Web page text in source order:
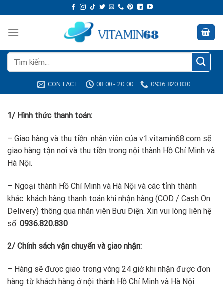
to
content
Tìm
kiếm:
CONTACT 08:00 - 20:00 0936 820 830
1/ Hình thức thanh toán:
– Giao hàng và thu tiền: nhân viên của v1.vitamin68.com sẽ
giao hàng tận nơi và thu tiền trong nội thành Hồ Chí Minh và
Hà Nội.
– Ngoại thành Hồ Chí Minh và Hà Nội và các tỉnh thành
khác: khách hàng thanh toán khi nhận hàng (COD / Cash On
Delivery) thông qua nhân viên Bưu Điện. Xin vui lòng liên hệ
số: 0936.820.830
2/ Chính sách vận chuyển và giao nhận:
– Hàng sẽ được giao trong vòng 24 giờ khi nhận được đơn
hàng từ khách hàng ở nội thành Hồ Chí Minh và Hà Nội.